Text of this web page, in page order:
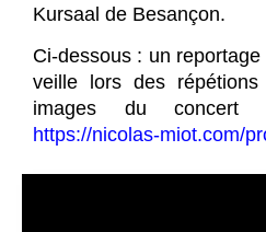
Kursaal de Besançon.
Ci-dessous : un
veille lors des
images du concert
https://nicolas-miot.com/